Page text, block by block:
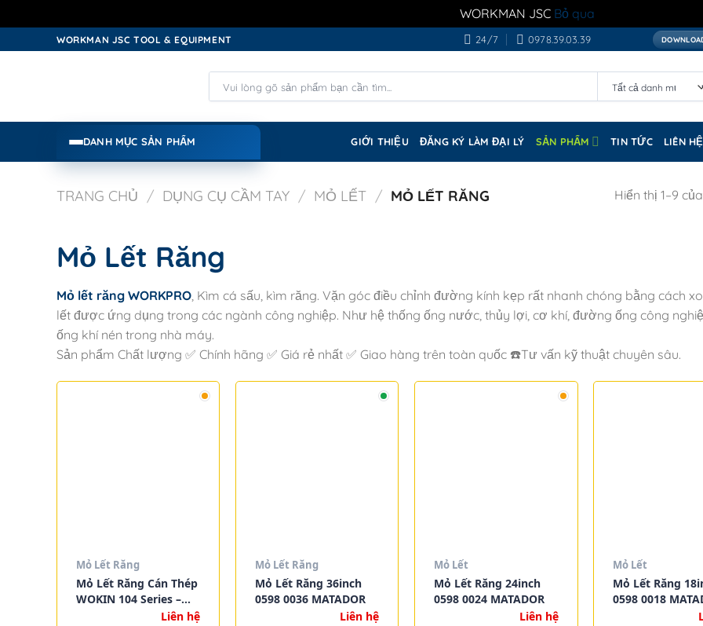
WORKMAN JSC Bỏ qua
to
WORKMAN JSC TOOL & EQUIPMENT 24/7 0978.39.03.39
kiếm:
DANH MỤC SẢN PHẨM GIỚI THIỆU ĐĂNG KÝ LÀM ĐẠI LÝ SẢN PHẨM TIN TỨC LIÊN HỆ
TRANG CHỦ / DỤNG CỤ CẦM TAY / MỎ LẾT / MỎ LẾT RĂNG Hiển thị 1–9
Mỏ Lết Răng
Mỏ lết răng WORKPRO , Kìm cá sấu, kìm răng. Vặn góc điều chỉnh đường kính kẹp rất nhanh chóng bằng cách
lết được ứng dụng trong các ngành công nghiệp. Như hệ thống ống nước, thủy lợi, cơ khí, đường ống công
ống khí nén trong nhà máy.
Sản phẩm Chất lượng ✅ Chính hãng ✅ Giá rẻ nhất ✅ Giao hàng trên toàn quốc ☎️Tư vấn kỹ thuật chuyên sâu.
Mỏ Lết Răng
Mỏ Lết Răng Cán Thép
WOKIN 104 Series –
Pipe Wrench ChínhLiên hệ
Mỏ Lết Răng
Mỏ Lết Răng 36inch
0598 0036 MATADOR
Liên hệ
Mỏ Lết
Mỏ Lết Răng 24inch
0598 0024 MATADOR
Liên hệ
Mỏ Lết
Mỏ Lết Răng
0598 0018